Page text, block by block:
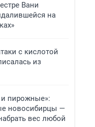
Вани
на
с кислотой
из
и пирожные»:
новосибирцы —
вес любой